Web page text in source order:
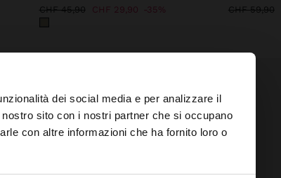
dei social media e per analizzare il
sito con i nostri partner che si occupano
con altre informazioni che ha fornito loro o
×
United States?
CHF 45,90 CHF 29,90 35% CHF 59,90